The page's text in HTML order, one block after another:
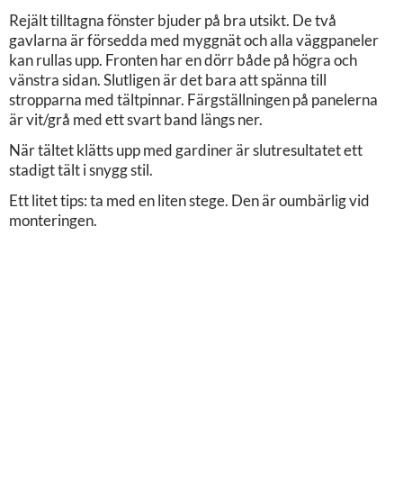
Rejält tilltagna fönster bjuder på bra utsikt. De två
gavlarna är försedda med myggnät och alla väggpaneler
kan rullas upp. Fronten har en dörr både på högra och
vänstra sidan. Slutligen är det bara att spänna till
stropparna med tältpinnar. Färgställningen på panelerna
är vit/grå med ett svart band längs ner.
När tältet klätts upp med gardiner är slutresultatet ett
stadigt tält i snygg stil.
Ett litet tips: ta med en liten stege. Den är oumbärlig vid
monteringen.